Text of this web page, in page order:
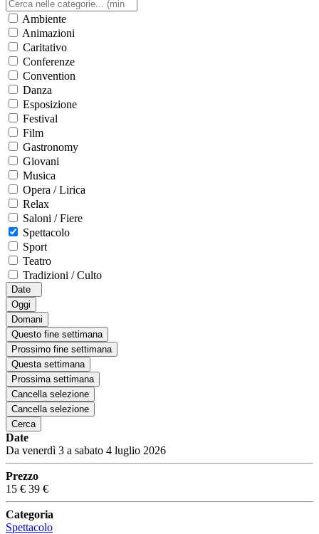
Ambiente
Animazioni
Caritativo
Conferenze
Convention
Danza
Esposizione
Festival
Film
Gastronomy
Giovani
Musica
Opera / Lirica
Relax
Saloni / Fiere
Spettacolo
Sport
Teatro
Tradizioni / Culto
Date
Oggi
Domani
Questo fine settimana
Prossimo fine settimana
Questa settimana
Prossima settimana
Cancella selezione
Cancella selezione
Cerca
Date
Da venerdì 3 a sabato 4 luglio 2026
Prezzo
15 € 39 €
Categoria
Spettacolo